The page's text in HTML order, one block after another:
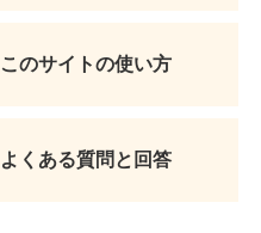
このサイトの使い方
よくある質問と回答